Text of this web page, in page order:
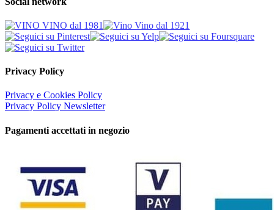
Privacy Policy
Privacy e Cookies Policy
Privacy Policy Newsletter
Pagamenti accettati in negozio